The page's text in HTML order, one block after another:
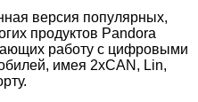
версия популярных,
продуктов Pandora
работу с цифровыми
имея 2хCAN, Lin,